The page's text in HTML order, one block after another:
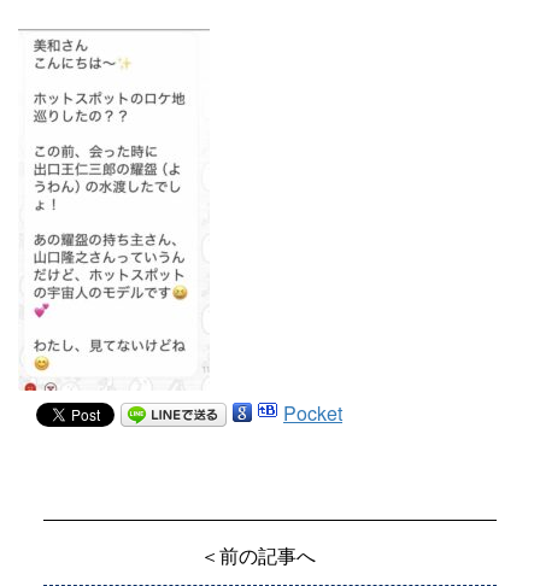
Pocket
＜前の記事へ